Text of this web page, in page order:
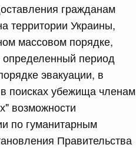
гражданам
территории Украины,
массовом порядке,
период
эвакуации, в
поисках убежища членам
возможности
по гуманитарным
Правительства